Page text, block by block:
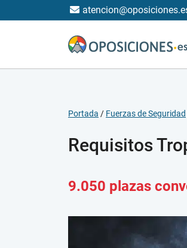
Portada / Fuerzas de Seguridad
Requisitos
9.050 plazas